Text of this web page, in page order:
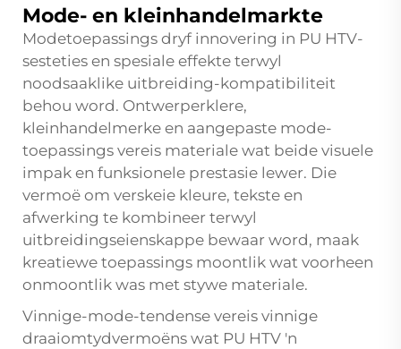
Mode- en kleinhandelmarkte
Modetoepassings dryf innovering in PU HTV-
sesteties en spesiale effekte terwyl
noodsaaklike uitbreiding-kompatibiliteit
behou word. Ontwerperklere,
kleinhandelmerke en aangepaste mode-
toepassings vereis materiale wat beide visuele
impak en funksionele prestasie lewer. Die
vermoë om verskeie kleure, tekste en
afwerking te kombineer terwyl
uitbreidingseienskappe bewaar word, maak
kreatiewe toepassings moontlik wat voorheen
onmoontlik was met stywe materiale.
Vinnige-mode-tendense vereis vinnige
draaiomtydvermoëns wat PU HTV 'n